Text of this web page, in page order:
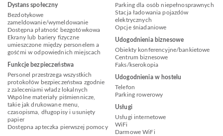
Dystans społeczny
Bezdotykowe
zameldowanie/wymeldowanie
Dostępna płatność bezgotówkowa
Ekrany lub bariery fizyczne
umieszczone między personelem a
gośćmi w odpowiednich miejscach
Funkcje bezpieczeństwa
Personel przestrzega wszystkich
protokołów bezpieczeństwa zgodnie
z zaleceniami władz lokalnych
Wspólne materiały piśmiennicze,
takie jak drukowane menu,
czasopisma, długopisy i usunięty
papier
Dostępna apteczka pierwszej pomocy
Parking dla osób niepełnosprawnych
Stacja ładowania pojazdów
elektrycznych
Opcje śniadaniowe
Udogodnienia biznesowe
Obiekty konferencyjne/bankietowe
Centrum biznesowe
Faks/kserokopia
Udogodnienia w hostelu
Telefon
Parking rowerowy
Usługi
Usługi internetowe
WiFi
Darmowe WiFi